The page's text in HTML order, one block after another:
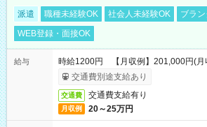
派遣 職種未経験OK 社会人未経験OK
ブラ
WEB登録・面接OK
給与
時給1200円 【月収例】201,000円(月
交通費別途支給あり
交通費 交通費支給有り
月収例 20～25万円